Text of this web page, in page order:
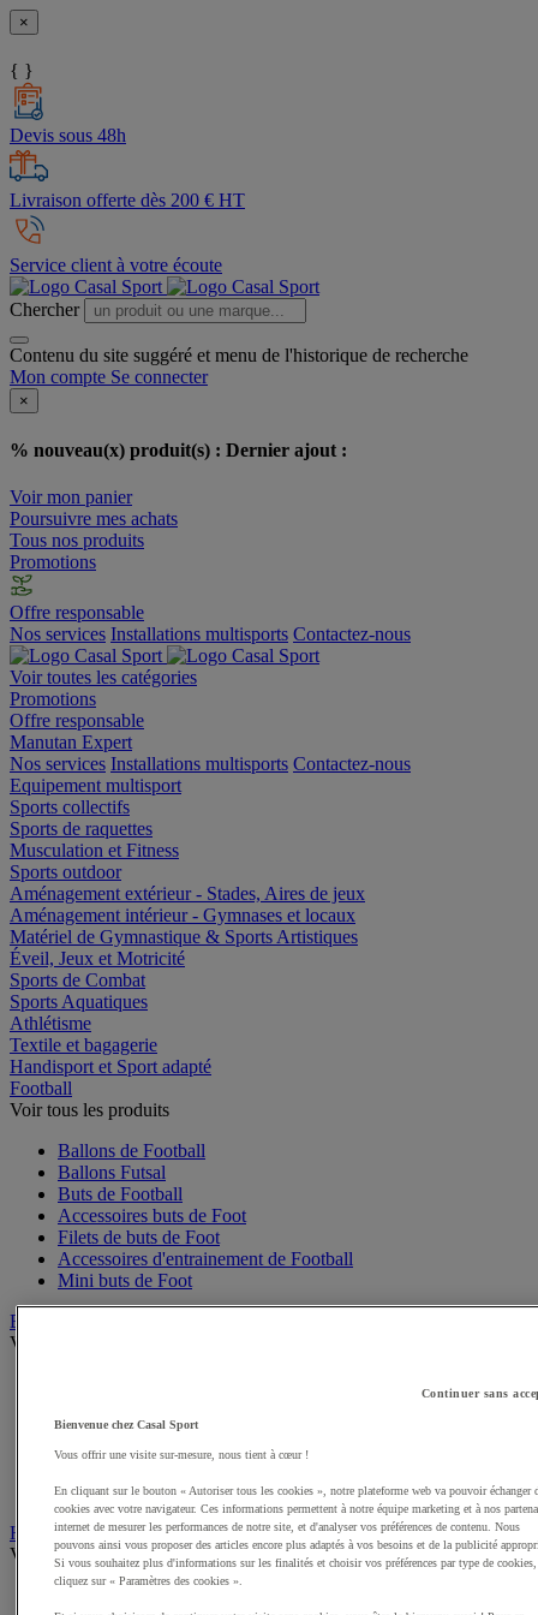
×
{ }
Devis sous 48h
Livraison offerte dès 200 € HT
Service client à votre écoute
Chercher
Contenu du site suggéré et menu de l'historique de recherche
Mon compte Se connecter
×
% nouveau(x) produit(s) : Dernier ajout :
Voir mon panier
Poursuivre mes achats
Tous nos produits
Promotions
Offre responsable
Nos services Installations multisports Contactez-nous
Voir toutes les catégories
Promotions
Offre responsable
Manutan Expert
Nos services Installations multisports Contactez-nous
Equipement multisport
Sports collectifs
Sports de raquettes
Musculation et Fitness
Sports outdoor
Aménagement extérieur - Stades, Aires de jeux
Aménagement intérieur - Gymnases et locaux
Matériel de Gymnastique & Sports Artistiques
Éveil, Jeux et Motricité
Sports de Combat
Sports Aquatiques
Athlétisme
Textile et bagagerie
Handisport et Sport adapté
Football
Voir tous les produits
Ballons de Football
Ballons Futsal
Buts de Football
Accessoires buts de Foot
Filets de buts de Foot
Accessoires d'entrainement de Football
Mini buts de Foot
Basketball
Voir tous les produits
Filets, cercles de Basket pour paniers
Panneaux de Basket
Paniers de Basket, buts de Basket
Handball
Voir tous les produits
Continuer sans
Bienvenue chez Casal Sport
Vous offrir une visite sur-mesure, nous tient à cœur !
En cliquant sur le bouton « Autoriser tous les cookies », notre plateforme web va pouvoir échanger
cookies avec votre navigateur. Ces informations permettent à notre équipe marketing et à nos
internet de mesurer les performances de notre site, et d'analyser vos préférences de contenu. Nous
pouvons ainsi vous proposer des articles encore plus adaptés à vos besoins et de la publicité
Si vous souhaitez plus d'informations sur les finalités et choisir vos préférences par type de cookies,
cliquez sur « Paramètres des cookies ».